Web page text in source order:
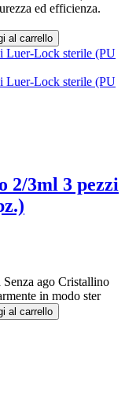
ed efficienza.
al carrello
2/3ml 3 pezzi
ago Cristallino
in modo ster
al carrello